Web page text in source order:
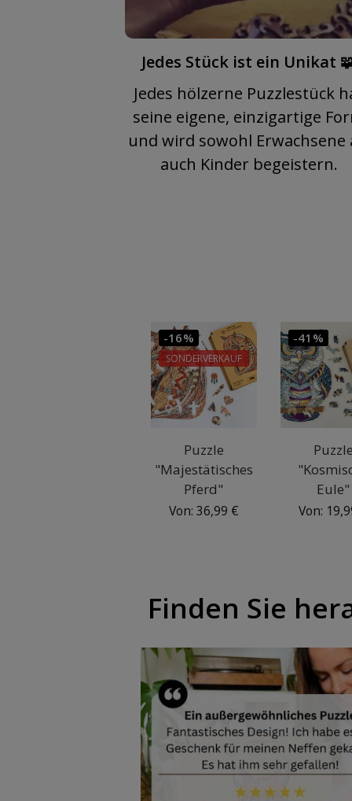
Jedes Stück ist ein Unikat
Jedes hölzerne Puzzlestück
seine eigene, einzigartige
und wird sowohl Erwachsene
auch Kinder begeistern.
-16%
SONDERVERKAUF
Puzzle
"Majestätisches
Pferd"
Von: 36,99 €
-41%
Eule"
Von:
Finden Sie